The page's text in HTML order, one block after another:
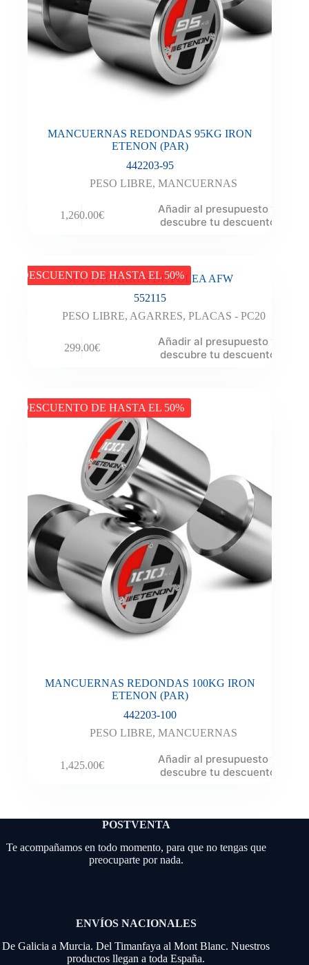
MANCUERNAS REDONDAS 95KG IRON
ETENON (PAR)
442203-95
PESO LIBRE,MANCUERNAS
1,260.00€
Añadir al presupuesto y
descubre tu descuento
DESCUENTO DE HASTA EL 50%
SET 8 AGARRES DE POLEA AFW
552115
PESO LIBRE, AGARRES, PLACAS - PC20
299.00€
Añadir al presupuesto y
descubre tu descuento
DESCUENTO DE HASTA EL 50%
MANCUERNAS REDONDAS 100KG IRON
ETENON (PAR)
442203-100
PESO LIBRE,MANCUERNAS
1,425.00€
Añadir al presupuesto y
descubre tu descuento
POSTVENTA
Te acompañamos en todo momento, para que no tengas que
preocuparte por nada.
ENVÍOS NACIONALES
De Galicia a Murcia. Del Timanfaya al Mont Blanc. Nuestros
productos llegan a toda España.